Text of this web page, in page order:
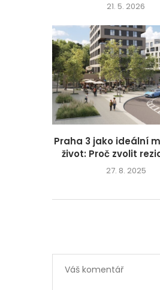
21. 5. 2026
Praha 3 jako ideální
život: Proč zvolit
27. 8. 2025